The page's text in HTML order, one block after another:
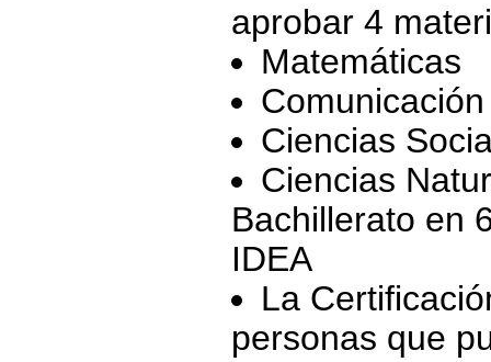
aprobar 4
Matemáticas
Ciencias
Ciencias
Bachillerato en
IDEA
La
personas que